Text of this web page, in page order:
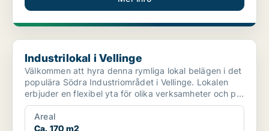
Industrilokal i Vellinge
Industrilokal i Vellinge
Välkommen att hyra denna rymliga lokal belägen i det
populära Södra Industriområdet i Vellinge. Lokalen
erbjuder en flexibel yta för olika verksamheter och p...
Areal
Ca. 170 m2